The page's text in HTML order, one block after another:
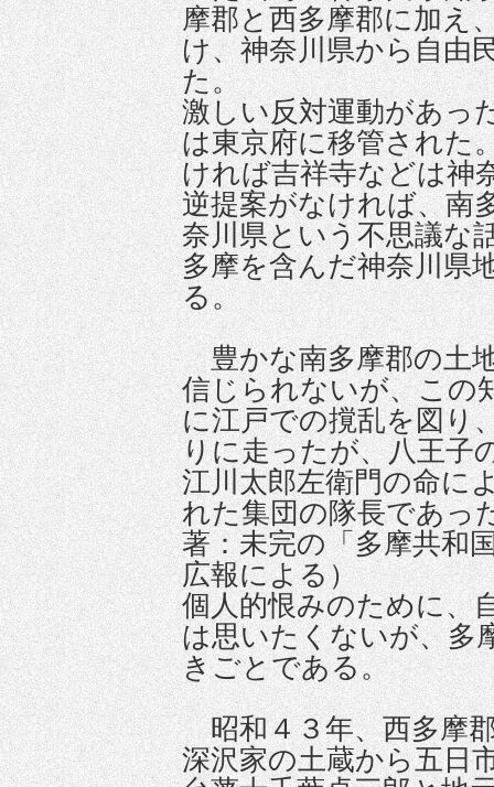
摩郡と西多摩郡に加え
け、神奈川県から自由
た。
激しい反対運動があっ
は東京府に移管された
ければ吉祥寺などは神
逆提案がなければ、南
奈川県という不思議な
多摩を含んだ神奈川県
る。
豊かな南多摩郡の土
信じられないが、この
に江戸での撹乱を図り
りに走ったが、八王子
江川太郎左衛門の命に
れた集団の隊長であっ
著：未完の「多摩共和
広報による）
個人的恨みのために、
は思いたくないが、多
きごとである。
昭和４３年、西多摩
深沢家の土蔵から五日